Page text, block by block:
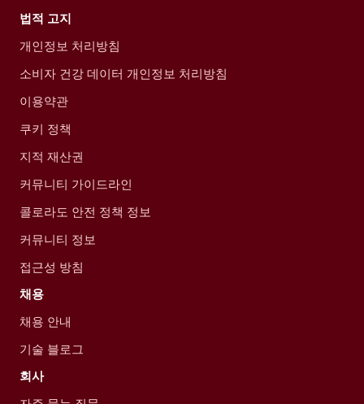
법적 고지
개인정보 처리방침
소비자 건강 데이터 개인정보 처리방침
이용약관
쿠키 정책
지적 재산권
커뮤니티 가이드라인
콜로라도 안전 정책 정보
커뮤니티 정보
접근성 방침
채용
채용 안내
기술 블로그
회사